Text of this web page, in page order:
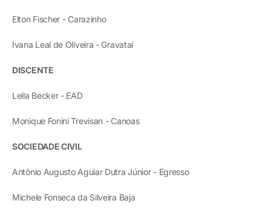
Elton Fischer - Carazinho
Ivana Leal de Oliveira - Gravataí
DISCENTE
Leila Becker - EAD
Monique Fonini Trevisan - Canoas
SOCIEDADE CIVIL
Antônio Augusto Aguiar Dutra Júnior - Egresso
Michele Fonseca da Silveira Baja